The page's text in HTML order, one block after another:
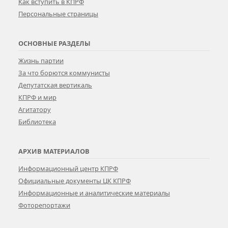
Персональные страницы
ОСНОВНЫЕ РАЗДЕЛЫ
Жизнь партии
За что борются коммунисты
Депутатская вертикаль
КПРФ и мир
Агитатору
Библиотека
АРХИВ МАТЕРИАЛОВ
Информационный центр КПРФ
Официальные документы ЦК КПРФ
Информационные и аналитические материалы
Фоторепортажи